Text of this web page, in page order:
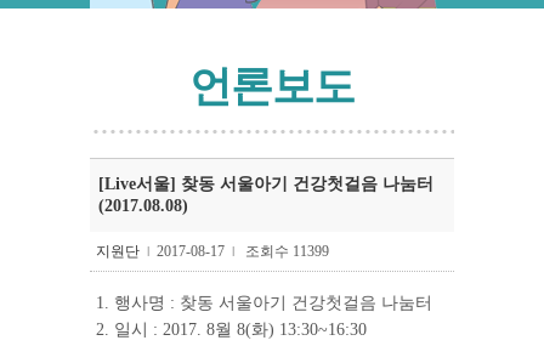
언론보도
[Live서울] 찾동 서울아기 건강첫걸음 나눔터
(2017.08.08)
지원단 l 2017-08-17 l 조회수 11399
1. 행사명 : 찾동 서울아기 건강첫걸음 나눔터
2. 일시 : 2017. 8월 8(화) 13:30~16:30